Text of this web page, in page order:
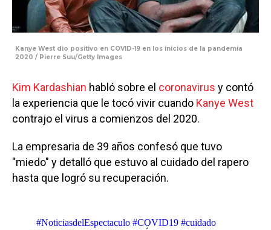
Kanye West dio positivo en COVID-19 en los inicios de la pandemia
2020 / Pierre Suu/Getty Images
Kim Kardashian habló sobre el coronavirus y contó
la experiencia que le tocó vivir cuando Kanye West
contrajo el virus a comienzos del 2020.
La empresaria de 39 años confesó que tuvo
"miedo" y detalló que estuvo al cuidado del rapero
hasta que logró su recuperación.
#NoticiasdelEspectaculo #COVID19 #cuidado